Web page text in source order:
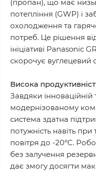
(пропан), що має
потепління (GWP) і
охолодження та
потреб. Це рішення
ініціативі Panasonic
скорочує вуглецевий
Висока
Завдяки інноваційній
модернізованому
система здатна
потужність навіть
повітря до -20°C.
без залучення
дає змогу досягти